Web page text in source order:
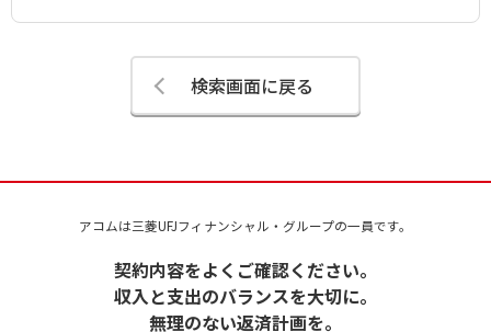
検索画面に戻る
アコムは三菱UFJフィナンシャル・グループの一員です。
契約内容をよくご確認ください。
収入と支出のバランスを大切に。
無理のない返済計画を。